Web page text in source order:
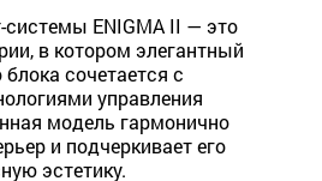
ENIGMA II — это
в котором элегантный
сочетается с
управления
модель гармонично
и подчеркивает его
эстетику.